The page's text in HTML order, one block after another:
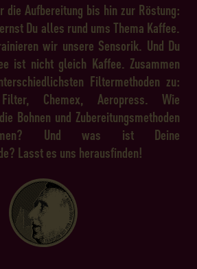
die Aufbereitung bis hin zur Röstung:
Du alles rund ums Thema Kaffee.
wir unsere Sensorik. Und Du
ist nicht gleich Kaffee. Zusammen
Filtermethoden zu:
Chemex, Aeropress. Wie
Bohnen und Zubereitungsmethoden
Und was ist Deine
Lasst es uns herausfinden!